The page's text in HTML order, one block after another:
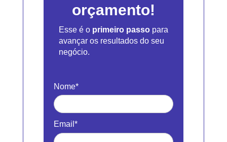
orçamento!
Esse é o primeiro passopara
avançar os resultados do seu
negócio.
Nome*
Email*